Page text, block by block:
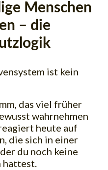
Menschen
– die
ist kein
das viel früher
wahrnehmen
heute auf
die sich in einer
du noch keine
hattest.